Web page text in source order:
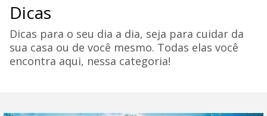
Dicas
Dicas para o seu dia a dia, seja para cuidar da
sua casa ou de você mesmo. Todas elas você
encontra aqui, nessa categoria!